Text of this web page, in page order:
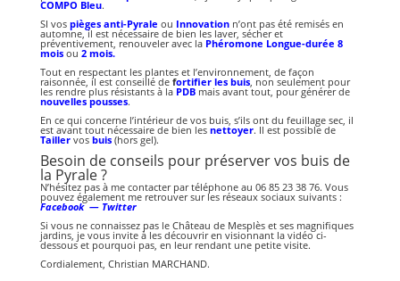
COMPO Bleu.
SI vos pièges anti-Pyrale ou Innovationn’ont pas été remisés en
automne, il est nécessaire de bien les laver, sécher et
préventivement, renouveler avec la Phéromone Longue-durée 8
mois ou 2 mois.
Tout en respectant les plantes et l’environnement, de façon
raisonnée, il est conseillé de fortifier les buis, non seulement pour
les rendre plus résistants à la PDB mais avant tout, pour générer de
nouvelles pousses.
En ce qui concerne l’intérieur de vos buis, s’ils ont du feuillage sec, il
est avant tout nécessaire de bien les nettoyer. Il est possible de
Taillervos buis(hors gel).
Besoin de conseils pour préserver vos buis de
la Pyrale ?
N’hésitez pas à me contacter par téléphone au 06 85 23 38 76. Vous
pouvez également me retrouver sur les réseaux sociaux suivants :
Facebook — Twitter
Si vous ne connaissez pas le Château de Mesplès et ses magnifiques
jardins, je vous invite à les découvrir en visionnant la vidéo ci-
dessous et pourquoi pas, en leur rendant une petite visite.
Cordialement, Christian MARCHAND.